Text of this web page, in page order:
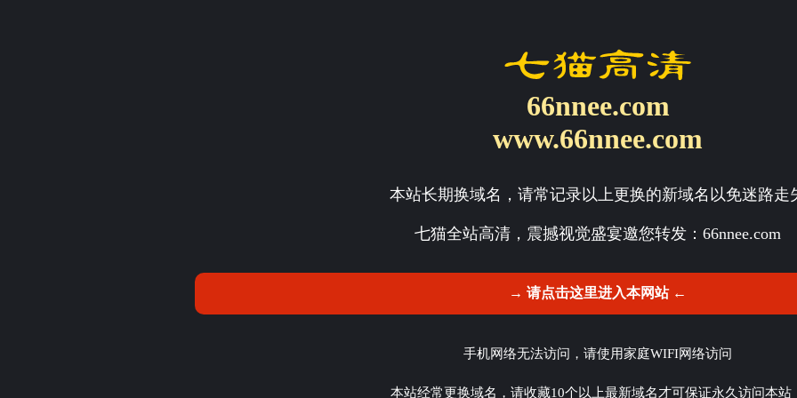
66nnee.com
www.66nnee.com
本站长期换域名，请常记录以上更换的新域名以免迷路走
七猫全站高清，震撼视觉盛宴邀您转发： 66nnee.com
→ 请点击这里进入本网站 ←
手机网络无法访问，请使用家庭WIFI网络访问
本站经常更换域名，请收藏10个以上最新域名才可保证永久访问本站